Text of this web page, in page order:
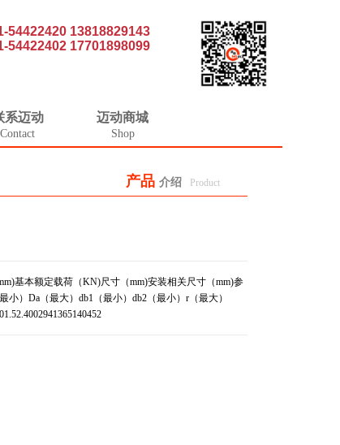
54422420 13818829143
54422402 17701898099
系迈动
Contact
迈动商城
Shop
产品 介绍 Product
基本额定载荷（KN)尺寸（mm)安装相关尺寸（mm)参
小）Da（最大）db1（最小）db2（最小）r（最大）